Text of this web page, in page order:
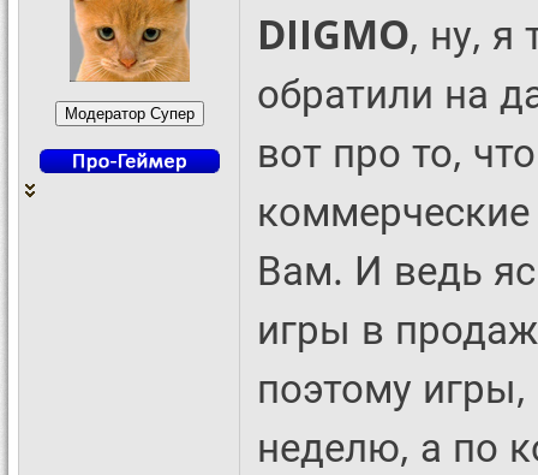
DIIGMO, ну, я
обратили на
вот про то,
Вам. И ведь
игры в
поэтому
неделю, а по